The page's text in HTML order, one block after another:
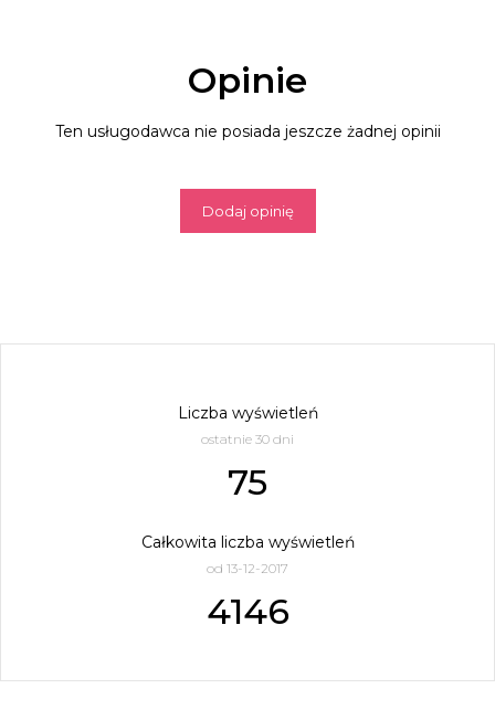
Opinie
Ten usługodawca nie posiada jeszcze żadnej opinii
Dodaj opinię
Liczba wyświetleń
ostatnie 30 dni
75
Całkowita liczba wyświetleń
od 13-12-2017
4146